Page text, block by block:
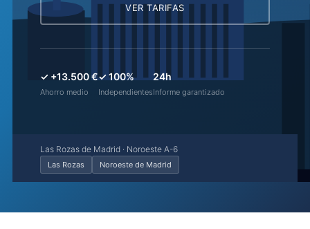
VER TARIFAS
✓ +13.500 €
Ahorro medio
✓ 100%
Independientes
24h
Informe garantizado
Las Rozas de Madrid · Noroeste A-6
Las Rozas Noroeste de Madrid